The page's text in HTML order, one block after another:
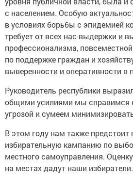
с населением. Особую
в условиях борьбы с эпидемией
требует от всех нас выдержки и
профессионализма,
по поддержке граждан и
выверенности и оперативности в
Руководитель республики
общими усилиями мы справимся
угрозой и сумеем
В этом году нам также
избирательную кампанию по
местного самоуправления.
на местах дадут наши